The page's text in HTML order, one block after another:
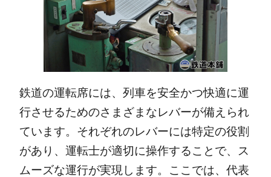
鉄道の運転席には、列車を安全かつ快適に運
行させるためのさまざまなレバーが備えられ
ています。それぞれのレバーには特定の役割
があり、運転士が適切に操作することで、ス
ムーズな運行が実現します。ここでは、代表